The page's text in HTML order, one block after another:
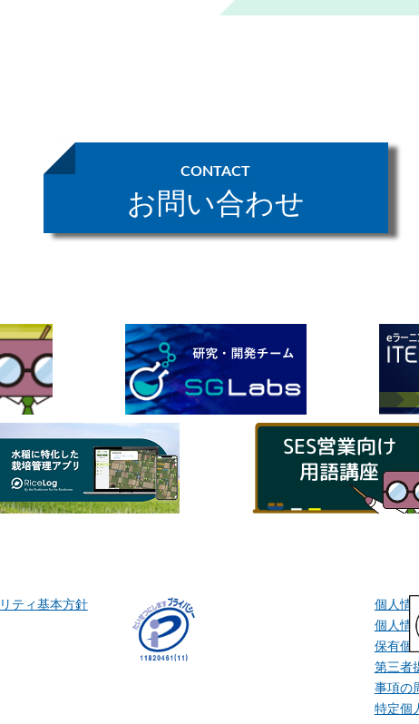
CONTACT
お問い合わせ
ティ基本方針
個人情
個人情
保有個
第三者
事項の
特定個